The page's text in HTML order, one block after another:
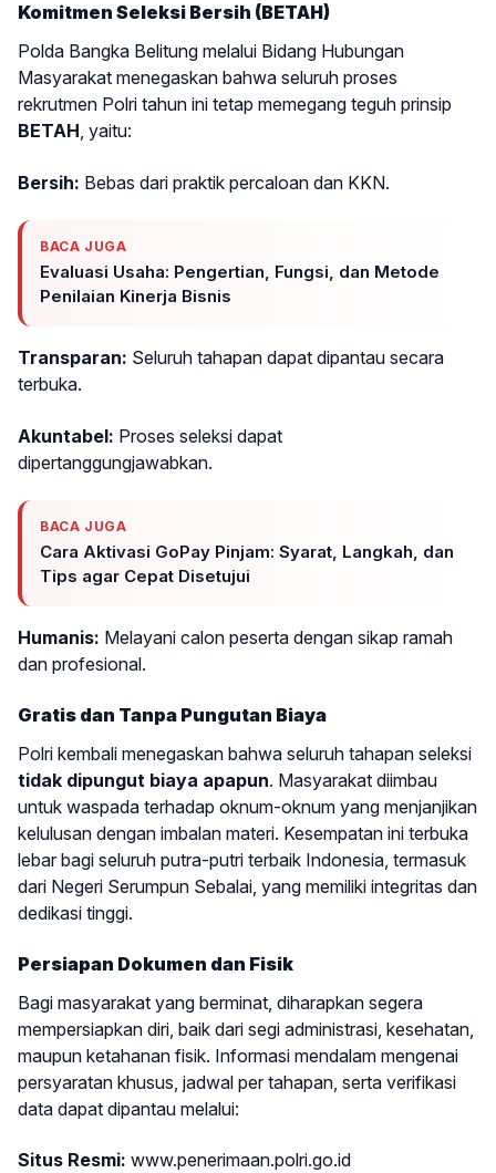
Komitmen Seleksi Bersih (BETAH)
Polda Bangka Belitung melalui Bidang Hubungan
Masyarakat menegaskan bahwa seluruh proses
rekrutmen Polri tahun ini tetap memegang teguh prinsip
BETAH, yaitu:
Bersih: Bebas dari praktik percaloan dan KKN.
BACA JUGA
Evaluasi Usaha: Pengertian, Fungsi, dan Metode
Penilaian Kinerja Bisnis
Transparan: Seluruh tahapan dapat dipantau secara
terbuka.
Akuntabel: Proses seleksi dapat
dipertanggungjawabkan.
BACA JUGA
Cara Aktivasi GoPay Pinjam: Syarat, Langkah, dan
Tips agar Cepat Disetujui
Humanis: Melayani calon peserta dengan sikap ramah
dan profesional.
Gratis dan Tanpa Pungutan Biaya
Polri kembali menegaskan bahwa seluruh tahapan seleksi
tidak dipungut biaya apapun. Masyarakat diimbau
untuk waspada terhadap oknum-oknum yang menjanjikan
kelulusan dengan imbalan materi. Kesempatan ini terbuka
lebar bagi seluruh putra-putri terbaik Indonesia, termasuk
dari Negeri Serumpun Sebalai, yang memiliki integritas dan
dedikasi tinggi.
Persiapan Dokumen dan Fisik
Bagi masyarakat yang berminat, diharapkan segera
mempersiapkan diri, baik dari segi administrasi, kesehatan,
maupun ketahanan fisik. Informasi mendalam mengenai
persyaratan khusus, jadwal per tahapan, serta verifikasi
data dapat dipantau melalui:
Situs Resmi: www.penerimaan.polri.go.id